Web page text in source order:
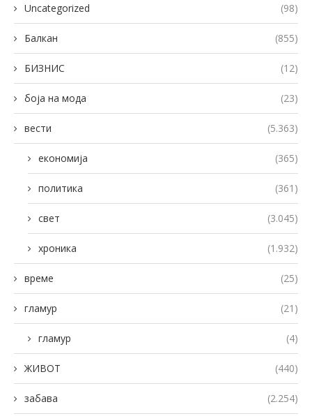
Uncategorized (98)
Балкан (855)
БИЗНИС (12)
боја на мода (23)
вести (5.363)
економија (365)
политика (361)
свет (3.045)
хроника (1.932)
време (25)
гламур (21)
гламур (4)
ЖИВОТ (440)
забава (2.254)